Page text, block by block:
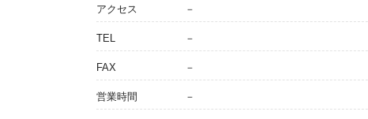
アクセス －
TEL －
FAX －
営業時間 －